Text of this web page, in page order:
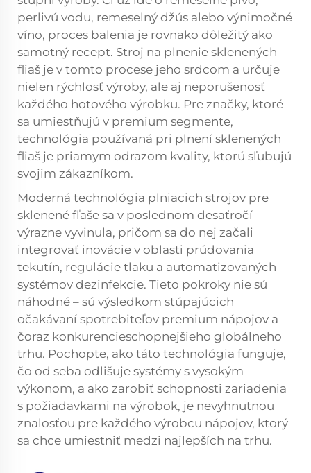
perlivú vodu, remeselný džús alebo výnimočné
víno, proces balenia je rovnako dôležitý ako
samotný recept. Stroj na plnenie sklenených
fliaš je v tomto procese jeho srdcom a určuje
nielen rýchlosť výroby, ale aj neporušenosť
každého hotového výrobku. Pre značky, ktoré
sa umiestňujú v premium segmente,
technológia používaná pri plnení sklenených
fliaš je priamym odrazom kvality, ktorú sľubujú
svojim zákazníkom.
Moderná technológia plniacich strojov pre
sklenené fľaše sa v poslednom desaťročí
výrazne vyvinula, pričom sa do nej začali
integrovať inovácie v oblasti prúdovania
tekutín, regulácie tlaku a automatizovaných
systémov dezinfekcie. Tieto pokroky nie sú
náhodné – sú výsledkom stúpajúcich
očakávaní spotrebiteľov premium nápojov a
čoraz konkurencieschopnejšieho globálneho
trhu. Pochopte, ako táto technológia funguje,
čo od seba odlišuje systémy s vysokým
výkonom, a ako zarobiť schopnosti zariadenia
s požiadavkami na výrobok, je nevyhnutnou
znalosťou pre každého výrobcu nápojov, ktorý
sa chce umiestniť medzi najlepších na trhu.